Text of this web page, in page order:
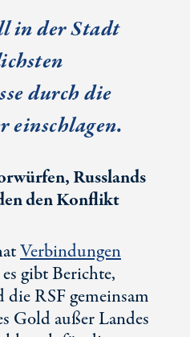
in der Stadt
durch die
einschlagen.
Russlands
den Konflikt
Verbindungen
gibt Berichte,
RSF gemeinsam
Gold außer Landes